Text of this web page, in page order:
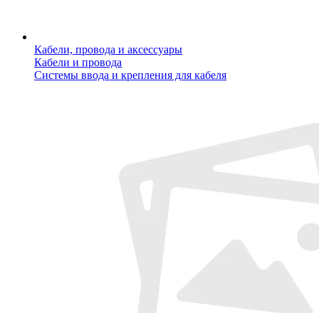
Кабели, провода и аксессуары
Кабели и провода
Системы ввода и крепления для кабеля